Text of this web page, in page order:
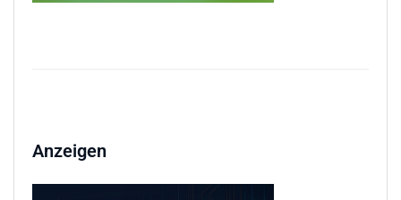
Anzeigen